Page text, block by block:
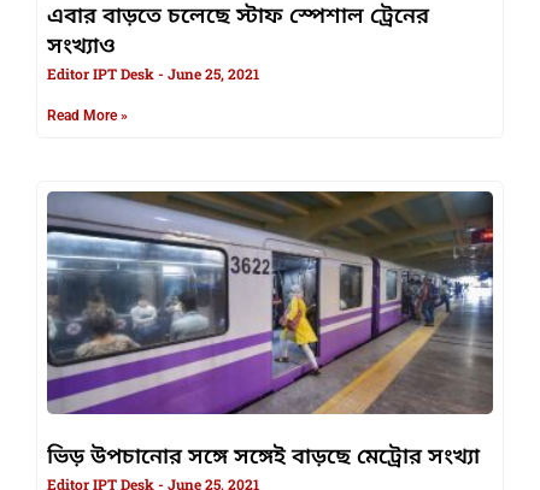
এবার বাড়তে চলেছে স্টাফ স্পেশাল ট্রেনের
সংখ্যাও
Editor IPT Desk June 25, 2021
Read More »
ভিড় উপচানোর সঙ্গে সঙ্গেই বাড়ছে মেট্রোর সংখ্যা
Editor IPT Desk June 25, 2021